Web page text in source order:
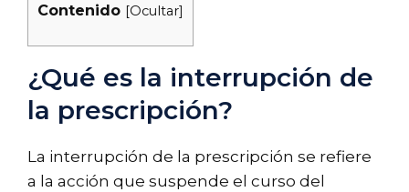
Contenido [Ocultar]
¿Qué es la interrupción de
la prescripción?
La interrupción de la prescripción se refiere
a la acción que suspende el curso del